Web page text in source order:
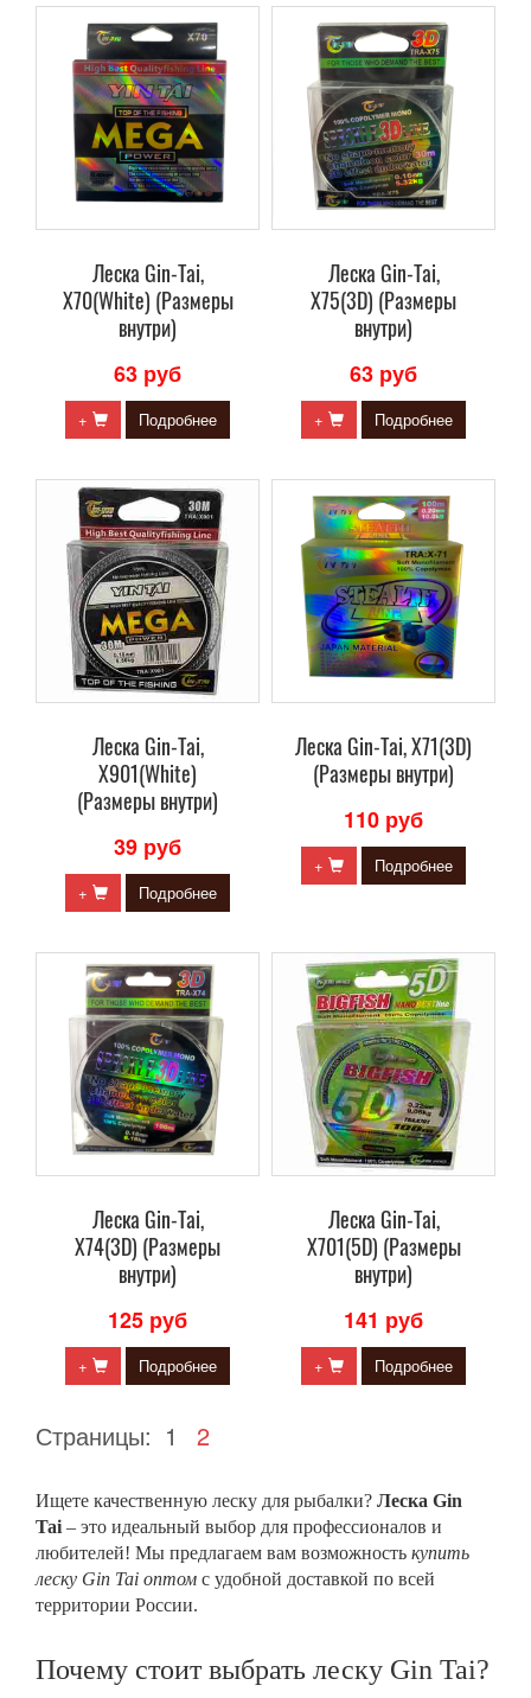
Леска Gin-Tai,
X70(White) (Размеры
внутри)
63 руб
+ Подробнее
Леска Gin-Tai,
X75(3D) (Размеры
внутри)
63 руб
+ Подробнее
Леска Gin-Tai,
X901(White)
(Размеры внутри)
39 руб
+ Подробнее
Леска Gin-Tai, X71(3D)
(Размеры внутри)
110 руб
+ Подробнее
Леска Gin-Tai,
X74(3D) (Размеры
внутри)
125 руб
+ Подробнее
Леска Gin-Tai,
X701(5D) (Размеры
внутри)
141 руб
+ Подробнее
Страницы: 1 2
Ищете качественную леску для рыбалки? Леска Gin
Tai – это идеальный выбор для профессионалов и
любителей! Мы предлагаем вам возможность купить
леску Gin Tai оптом с удобной доставкой по всей
территории России.
Почему стоит выбрать леску Gin Tai?